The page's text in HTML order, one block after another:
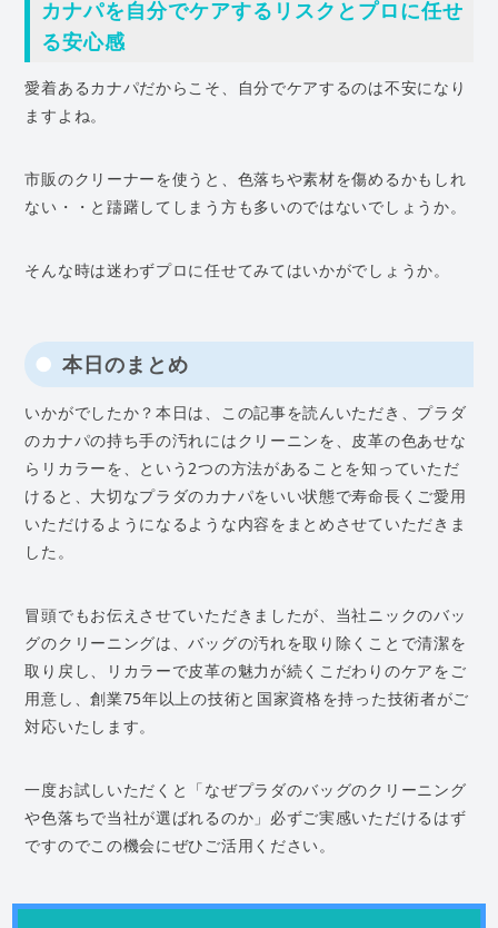
カナパを自分でケアするリスクとプロに任せ
る安心感
愛着あるカナパだからこそ、自分でケアするのは不安になり
ますよね。
市販のクリーナーを使うと、色落ちや素材を傷めるかもしれ
ない・・と躊躇してしまう方も多いのではないでしょうか。
そんな時は迷わずプロに任せてみてはいかがでしょうか。
本日のまとめ
いかがでしたか？本日は、この記事を読んいただき、プラダ
のカナパの持ち手の汚れにはクリーニンを、皮革の色あせな
らリカラーを、という2つの方法があることを知っていただ
けると、大切なプラダのカナパをいい状態で寿命長くご愛用
いただけるようになるような内容をまとめさせていただきま
した。
冒頭でもお伝えさせていただきましたが、当社ニックのバッ
グのクリーニングは、バッグの汚れを取り除くことで清潔を
取り戻し、リカラーで皮革の魅力が続くこだわりのケアをご
用意し、創業75年以上の技術と国家資格を持った技術者がご
対応いたします。
一度お試しいただくと「なぜプラダのバッグのクリーニング
や色落ちで当社が選ばれるのか」必ずご実感いただけるはず
ですのでこの機会にぜひご活用ください。